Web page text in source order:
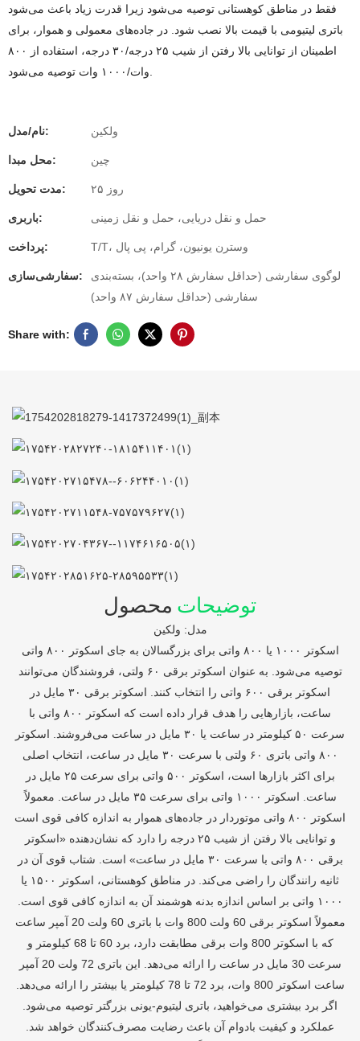
فقط در مناطق کوهستانی توصیه می‌شود زیرا قدرت زیاد باعث می‌شود
باتری لیتیومی با قیمت بالا نصب شود. در جاده‌های معمولی و هموار، برای
اطمینان از توانایی بالا رفتن از شیب ۲۵ درجه/۳۰ درجه، استفاده از ۸۰۰
نام/مدل: ولکین
محل مبدا: چین
مدت تحویل: ۲۵ روز
باربری: حمل و نقل دریایی، حمل و نقل زمینی
پرداخت: T/T، وسترن یونیون، گرام، پی پال
سفارشی‌سازی:
لوگوی سفارشی (حداقل سفارش ۲۸ واحد)، بسته‌بندی
سفارشی (حداقل سفارش ۸۷ واحد)
Share with:
توضیحات محصول
مدل: ولکین
اسکوتر ۱۰۰۰ یا ۸۰۰ واتی برای بزرگسالان به جای اسکوتر ۸۰۰ واتی
توصیه می‌شود. به عنوان اسکوتر برقی ۶۰ ولتی، فروشندگان می‌توانند
اسکوتر برقی ۶۰۰ واتی را انتخاب کنند. اسکوتر برقی ۳۰ مایل در
ساعت، بازارهایی را هدف قرار داده است که اسکوتر ۸۰۰ واتی با
سرعت ۵۰ کیلومتر در ساعت یا ۳۰ مایل در ساعت می‌فروشند. اسکوتر
۸۰۰ واتی باتری ۶۰ ولتی با سرعت ۳۰ مایل در ساعت، انتخاب اصلی
برای اکثر بازارها است، اسکوتر ۵۰۰ واتی برای سرعت ۲۵ مایل در
ساعت. اسکوتر ۱۰۰۰ واتی برای سرعت ۳۵ مایل در ساعت. معمولاً
اسکوتر ۸۰۰ واتی موتوردار در جاده‌های هموار به اندازه کافی قوی است
و توانایی بالا رفتن از شیب ۲۵ درجه را دارد که نشان‌دهنده «اسکوتر
برقی ۸۰۰ واتی با سرعت ۳۰ مایل در ساعت» است. شتاب قوی آن در
ثانیه رانندگان را راضی می‌کند. در مناطق کوهستانی، اسکوتر ۱۵۰۰ یا
۱۰۰۰ واتی بر اساس اندازه بدنه هوشمند آن به اندازه کافی قوی است.
معمولاً اسکوتر برقی 60 ولت 800 وات با باتری 60 ولت 20 آمپر ساعت
که با اسکوتر 800 وات برقی مطابقت دارد، برد 60 تا 68 کیلومتر و
سرعت 30 مایل در ساعت را ارائه می‌دهد. این باتری 72 ولت 20 آمپر
ساعت اسکوتر 800 وات، برد 72 تا 78 کیلومتر یا بیشتر را ارائه می‌دهد.
اگر برد بیشتری می‌خواهید، باتری لیتیوم-یونی بزرگتر توصیه می‌شود.
عملکرد و کیفیت بادوام آن باعث رضایت مصرف‌کنندگان خواهد شد.